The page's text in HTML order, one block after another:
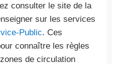
consulter le site de la
sur les services
Public. Ces
connaître les règles
de circulation